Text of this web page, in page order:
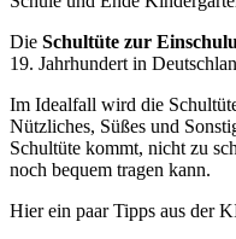
Die Schultüte zur
19. Jahrhundert in
Im Idealfall wird die
Nützliches, Süßes und
Schultüte kommt, nicht zu
noch bequem tragen kann.
Hier ein paar Tipps aus der